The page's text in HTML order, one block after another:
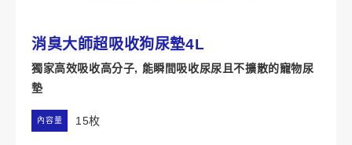
消臭大師超吸收狗尿墊4L
獨家高效吸收高分子, 能瞬間吸收尿尿且不擴散的寵物尿
墊
內容量 15枚